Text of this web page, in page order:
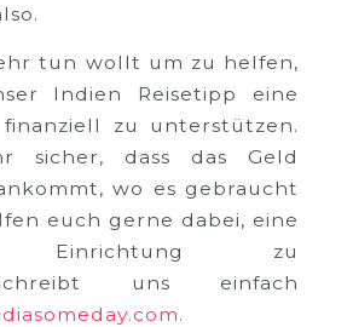
tun wollt um zu helfen,
Indien Reisetipp eine
zu unterstützen.
sicher, dass das Geld
wo es gebraucht
euch gerne dabei, eine
Einrichtung zu
uns einfach